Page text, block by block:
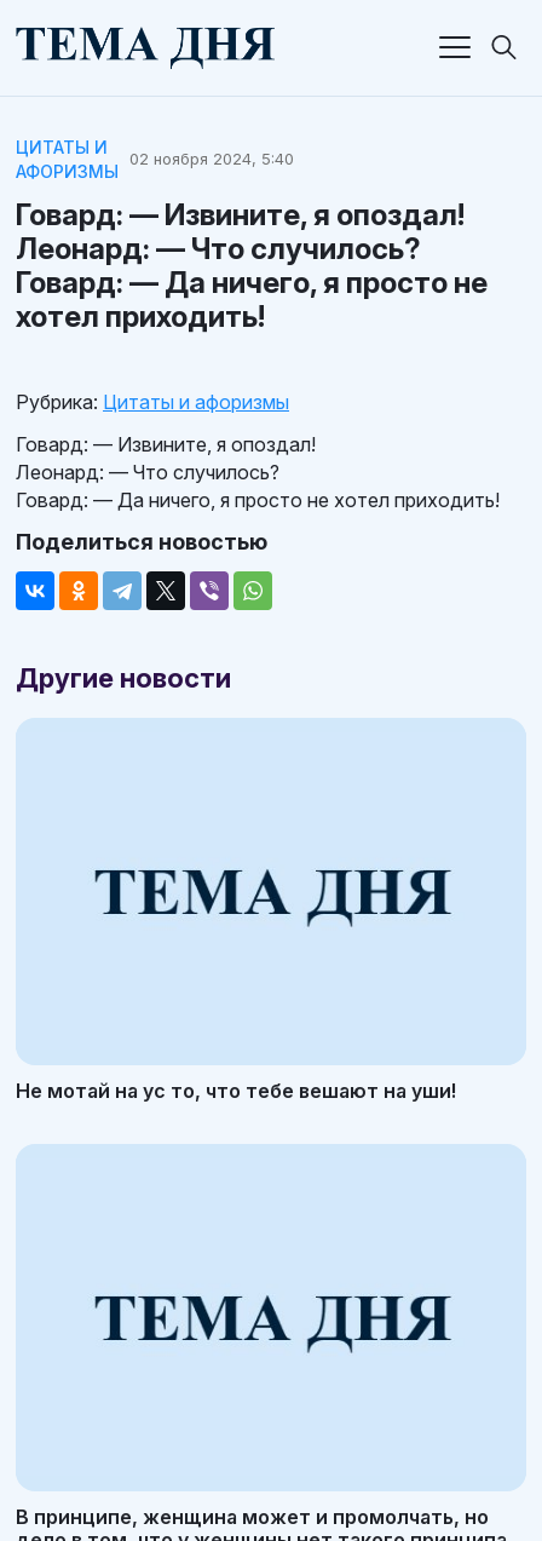
ЦИТАТЫ И
АФОРИЗМЫ
02 ноября 2024, 5:40
Говард: — Извините, я опоздал!
Леонард: — Что случилось?
Говард: — Да ничего, я просто не
хотел приходить!
Рубрика: Цитаты и афоризмы
Говард: — Извините, я опоздал!
Леонард: — Что случилось?
Говард: — Да ничего, я просто не хотел приходить!
Поделиться новостью
Другие новости
Не мотай на ус то, что тебе вешают на уши!
В принципе, женщина может и промолчать, но